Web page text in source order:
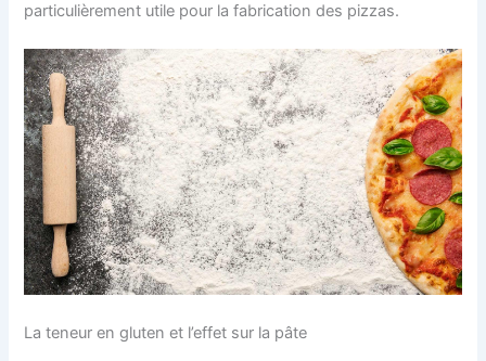
particulièrement utile pour la fabrication des pizzas.
La teneur en gluten et l’effet sur la pâte